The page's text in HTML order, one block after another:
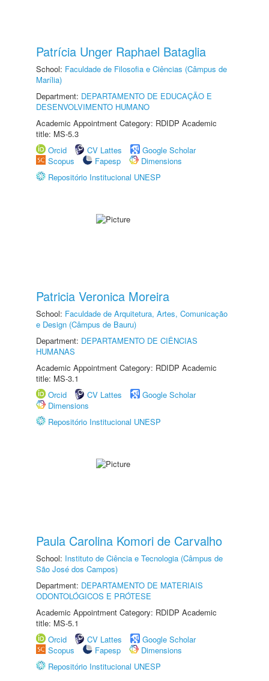
Patrícia Unger Raphael Bataglia
School: Faculdade de Filosofia e Ciências (Câmpus de
Marília)
Department: DEPARTAMENTO DE EDUCAÇÃO E
DESENVOLVIMENTO HUMANO
Academic Appointment Category: RDIDP Academic
title: MS-5.3
Orcid
CV Lattes
Google Scholar
Scopus
Fapesp
Dimensions
Repositório Institucional UNESP
Patricia Veronica Moreira
School: Faculdade de Arquitetura, Artes, Comunicação
e Design (Câmpus de Bauru)
Department: DEPARTAMENTO DE CIÊNCIAS
HUMANAS
Academic Appointment Category: RDIDP Academic
title: MS-3.1
Orcid
CV Lattes
Google Scholar
Dimensions
Repositório Institucional UNESP
Paula Carolina Komori de Carvalho
School: Instituto de Ciência e Tecnologia (Câmpus de
São José dos Campos)
Department: DEPARTAMENTO DE MATERIAIS
ODONTOLÓGICOS E PRÓTESE
Academic Appointment Category: RDIDP Academic
title: MS-5.1
Orcid
CV Lattes
Google Scholar
Scopus
Fapesp
Dimensions
Repositório Institucional UNESP